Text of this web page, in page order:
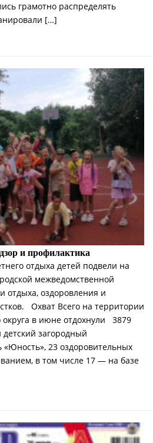
грамотно распределять
[…]
и профилактика
отдыха детей подвели на
межведомственной
отдыха, оздоровления и
Охват Всего на территории
округа в июне отдохнули 3879
загородный
«Юность», 23 оздоровительных
в том числе 17 — на базе